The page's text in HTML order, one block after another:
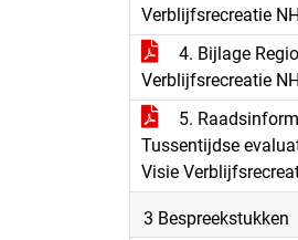
Verblijfsrecreatie
4. Bijlage
Verblijfsrecreatie
5.
Tussentijdse
Visie
3 Bespreekstukken